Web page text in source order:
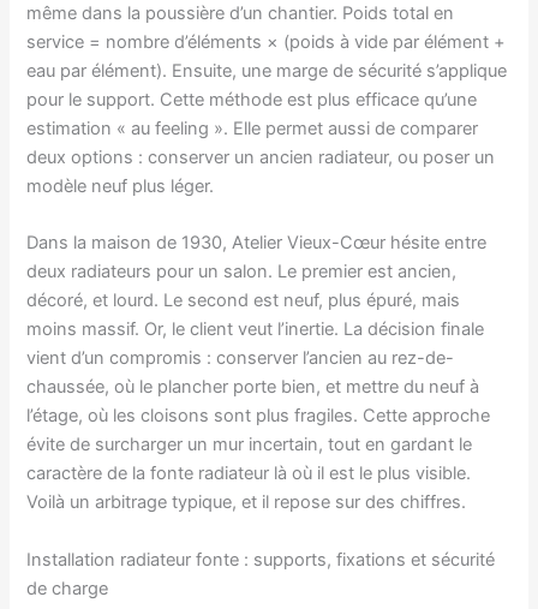
même dans la poussière d’un chantier. Poids total en
service = nombre d’éléments × (poids à vide par élément +
eau par élément). Ensuite, une marge de sécurité s’applique
pour le support. Cette méthode est plus efficace qu’une
estimation « au feeling ». Elle permet aussi de comparer
deux options : conserver un ancien radiateur, ou poser un
modèle neuf plus léger.
Dans la maison de 1930, Atelier Vieux-Cœur hésite entre
deux radiateurs pour un salon. Le premier est ancien,
décoré, et lourd. Le second est neuf, plus épuré, mais
moins massif. Or, le client veut l’inertie. La décision finale
vient d’un compromis : conserver l’ancien au rez-de-
chaussée, où le plancher porte bien, et mettre du neuf à
l’étage, où les cloisons sont plus fragiles. Cette approche
évite de surcharger un mur incertain, tout en gardant le
caractère de la fonte radiateur là où il est le plus visible.
Voilà un arbitrage typique, et il repose sur des chiffres.
Installation radiateur fonte : supports, fixations et sécurité
de charge